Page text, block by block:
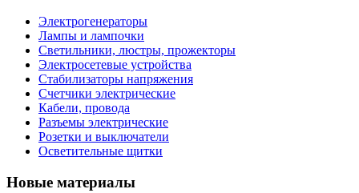
Электрогенераторы
Лампы и лампочки
Светильники, люстры, прожекторы
Электросетевые устройства
Стабилизаторы напряжения
Счетчики электрические
Кабели, провода
Разъемы электрические
Розетки и выключатели
Осветительные щитки
Новые материалы